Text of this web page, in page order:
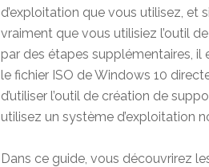
d’exploitation que vous utilisez, et
vraiment que vous utilisiez l’outil
par des étapes supplémentaires,
le fichier ISO de Windows 10
d’utiliser l’outil de création de
utilisez un système d’exploitation
Dans ce guide, vous découvrirez